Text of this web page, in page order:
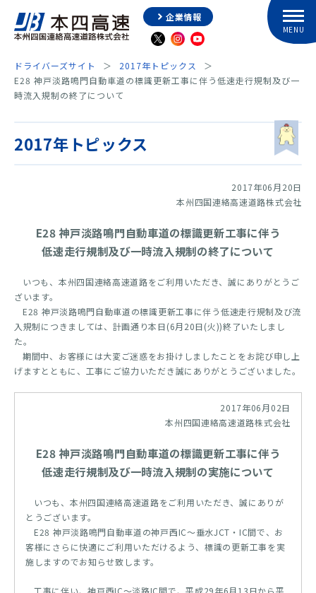
企業情報
ドライバーズサイト
2017年トピックス
E28 神戸淡路鳴門自動車道の標識更新工事に伴う低速走行規制及び一
時流入規制の終了について
2017年トピックス
2017年06月20日
本州四国連絡高速道路株式会社
E28 神戸淡路鳴門自動車道の標識更新工事に伴う
低速走行規制及び一時流入規制の終了について
いつも、本州四国連絡高速道路をご利用いただき、誠にありがとうご
ざいます。
E28 神戸淡路鳴門自動車道の標識更新工事に伴う低速走行規制及び流
入規制につきましては、計画通り本日(6月20日(火))終了いたしまし
た。
期間中、お客様には大変ご迷惑をお掛けしましたことをお詫び申し上
げますとともに、工事にご協力いただき誠にありがとうございました。
2017年06月02日
本州四国連絡高速道路株式会社
E28 神戸淡路鳴門自動車道の標識更新工事に伴う
低速走行規制及び一時流入規制の実施について
いつも、本州四国連絡高速道路をご利用いただき、誠にありが
とうございます。
E28 神戸淡路鳴門自動車道の神戸西IC～垂水JCT・IC間で、お
客様にさらに快適にご利用いただけるよう、標識の更新工事を実
施しますのでお知らせ致します。
工事に伴い、神戸西IC～淡路IC間で、平成29年6月13日から平